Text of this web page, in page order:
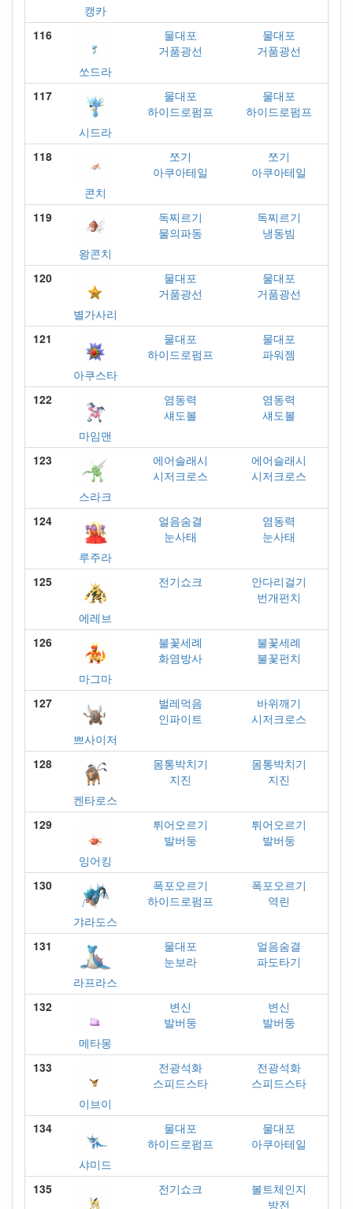
캥카
116
쏘드라
물대포
거품광선
물대포
거품광선
117
시드라
물대포
하이드로펌프
물대포
하이드로펌프
118
콘치
쪼기
아쿠아테일
쪼기
아쿠아테일
119
왕콘치
독찌르기
물의파동
독찌르기
냉동빔
120
별가사리
물대포
거품광선
물대포
거품광선
121
아쿠스타
물대포
하이드로펌프
물대포
파워젬
122
마임맨
염동력
섀도볼
염동력
섀도볼
123
스라크
에어슬래시
시저크로스
에어슬래시
시저크로스
124
루주라
얼음숨결
눈사태
염동력
눈사태
125
에레브
전기쇼크
안다리걸기
번개펀치
126
마그마
불꽃세례
화염방사
불꽃세례
불꽃펀치
127
쁘사이저
벌레먹음
인파이트
바위깨기
시저크로스
128
켄타로스
몸통박치기
지진
몸통박치기
지진
129
잉어킹
튀어오르기
발버둥
튀어오르기
발버둥
130
갸라도스
폭포오르기
하이드로펌프
폭포오르기
역린
131
라프라스
물대포
눈보라
얼음숨결
파도타기
132
메타몽
변신
발버둥
변신
발버둥
133
이브이
전광석화
스피드스타
전광석화
스피드스타
134
샤미드
물대포
하이드로펌프
물대포
아쿠아테일
135 전기쇼크
볼트체인지
방전